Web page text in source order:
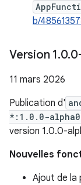
b/
Version 1.0.
11 mars 2026
Publication d'
*:1.0.0-
version 1.0.0-
Nouvelles
Ajout de la